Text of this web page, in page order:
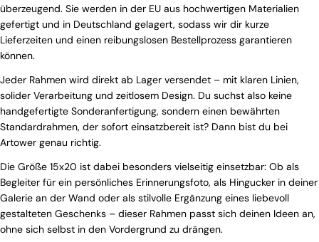
überzeugend. Sie werden in der EU aus hochwertigen Materialien
gefertigt und in Deutschland gelagert, sodass wir dir kurze
Lieferzeiten und einen reibungslosen Bestellprozess garantieren
können.
Jeder Rahmen wird direkt ab Lager versendet – mit klaren Linien,
solider Verarbeitung und zeitlosem Design. Du suchst also keine
handgefertigte Sonderanfertigung, sondern einen bewährten
Standardrahmen, der sofort einsatzbereit ist? Dann bist du bei
Artower genau richtig.
Die Größe 15x20 ist dabei besonders vielseitig einsetzbar: Ob als
Begleiter für ein persönliches Erinnerungsfoto, als Hingucker in deiner
Galerie an der Wand oder als stilvolle Ergänzung eines liebevoll
gestalteten Geschenks – dieser Rahmen passt sich deinen Ideen an,
ohne sich selbst in den Vordergrund zu drängen.